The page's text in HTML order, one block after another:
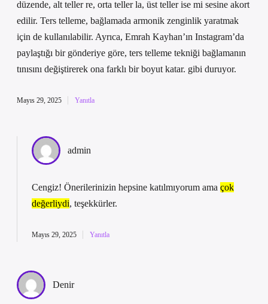
düzende, alt teller re, orta teller la, üst teller ise mi sesine akort
edilir. Ters telleme, bağlamada armonik zenginlik yaratmak
için de kullanılabilir. Ayrıca, Emrah Kayhan’ın Instagram’da
paylaştığı bir gönderiye göre, ters telleme tekniği bağlamanın
tınısını değiştirerek ona farklı bir boyut katar. gibi duruyor.
Mayıs 29, 2025 Yanıtla
admin
Cengiz! Önerilerinizin hepsine katılmıyorum ama çok
değerliydi, teşekkürler.
Mayıs 29, 2025 Yanıtla
Denir